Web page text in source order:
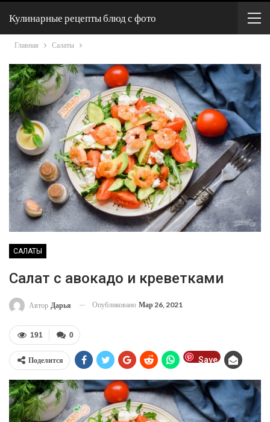
Кулинарные рецепты блюд с фото
Главная Салаты
САЛАТЫ
Салат с авокадо и креветками
Автор Дарья Опубликовано Мар 26, 2021
0
191
Поделится Save